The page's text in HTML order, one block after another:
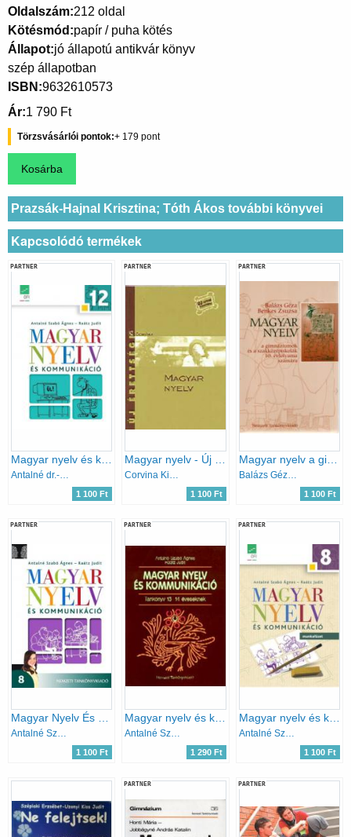
Oldalszám 212 oldal
Kötésmód papír / puha kötés
Állapot jó állapotú antikvár könyv
szép állapotban
ISBN 9632610573
Ár 1 790 Ft
Törzsvásárlói pontok 179
Prazsák-Hajnal Krisztina; Tóth Ákos további könyvei
Kapcsolódó termékek
PARTNER
Antalné dr.-dr. Raátz Judit
1 100 Ft
PARTNER
Corvina Kiadó
1 100 Ft
PARTNER
Magyar nyelv a gimnáziumok és a szakközépiskolák 10. évfolyama számára
Balázs Géza-Benkes Zsuzsa
1 100 Ft
PARTNER
Magyar Nyelv És Kommunikáció Tankönyv 8.
Antalné Szabó Ágnes- Raátz Judit
1 100 Ft
PARTNER
Magyar nyelv és kommunikáció. Tankönyv 13-14 éveseknek
Antalné Szabó Ágnes dr.- Raátz Judit dr.
1 290 Ft
PARTNER
Magyar nyelv és kommunikáció Munkafüzet 8.o.
Antalné Szabó Ágnes; Dr. Raátz Judit
1 100 Ft
PARTNER PARTNER